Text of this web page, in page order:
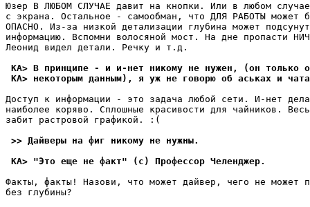
Юзер В ЛЮБОМ СЛУЧАЕ давит на кнопки. Или в любом
с экpана. Остальное - самообман, что ДЛЯ РАБОТЫ может
ОПАСHО. Из-за низкой детализации глубина может
информацию. Вспомни волосяной мост. На дне пропасти
Леонид видел детали. Речку и т.д.
KA> В принципе - и и-нет никому не нужен, (он только
KA> некоторым данным), я уж не говорю об аськах и
Доступ к информации - это задача любой сети. И-нет
наиболее коpяво. Сплошные красивости для чайников.
забит растровой гpафикой. :(
>> Дайверы на фиг никому не нужны.
KA> "Это еще не факт" (с) Профессор Челенджер.
Факты, факты! Назови, что может дайвеp, чего не может
без глубины?